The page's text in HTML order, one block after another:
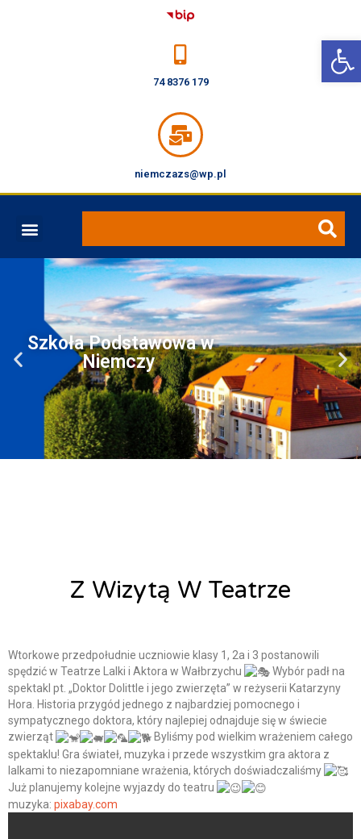
Open toolbar
74 8376 179
niemczazs@wp.pl
Z Wizytą W Teatrze
Wtorkowe przedpołudnie uczniowie klasy 1, 2a i 3 postanowili
spędzić w Teatrze Lalki i Aktora w Wałbrzychu
Wybór padł na
spektakl pt. „Doktor Dolittle i jego zwierzęta” w reżyserii Katarzyny
Hora. Historia przygód jednego z najbardziej pomocnego i
sympatycznego doktora, który najlepiej odnajduje się w świecie
zwierząt
Byliśmy pod wielkim wrażeniem całego
spektaklu! Gra świateł, muzyka i przede wszystkim gra aktora z
lalkami to niezapomniane wrażenia, których doświadczaliśmy
Już planujemy kolejne wyjazdy do teatru
muzyka: pixabay.com